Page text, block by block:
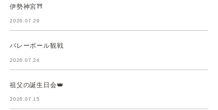
伊勢神宮⛩️
2026.07.29
バレーボール観戦
2026.07.24
祖父の誕生日会👑
2026.07.15